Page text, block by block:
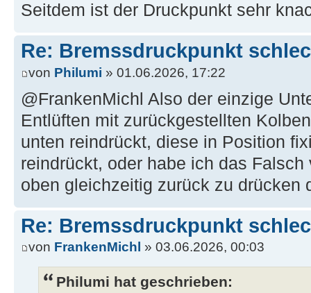
Seitdem ist der Druckpunkt sehr
Re: Bremssdruckpunkt
von Philumi » 01.06.2026, 17:22
@FrankenMichl Also der einzige
Entlüften mit zurückgestellten
unten reindrückt, diese in Position
reindrückt, oder habe ich das
oben gleichzeitig zurück zu drücken
Re: Bremssdruckpunkt
von FrankenMichl » 03.06.2026, 00:03
Philumi hat geschrieben: